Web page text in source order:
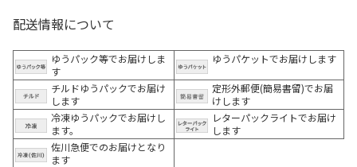
配送情報について
ゆうパック等でお届けしま
す
ゆうパケットでお届けします
チルドゆうパックでお届け
します
定形外郵便(簡易書留)でお届
けします
冷凍ゆうパックでお届けし
ます。
レターパックライトでお届け
します
佐川急便でのお届けとなり
ます